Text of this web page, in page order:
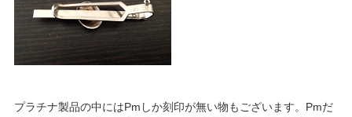
プラチナ製品の中にはPmしか刻印が無い物もございます。Pmだ